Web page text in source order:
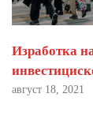
Изработка
август 18, 2021